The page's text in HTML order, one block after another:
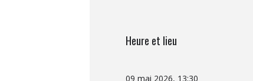
Heure et lieu
09 mai 2026, 13:30